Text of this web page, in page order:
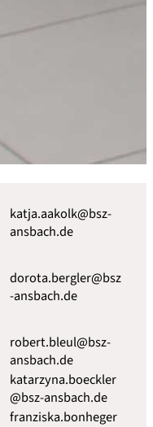
katja.aakolk@bsz-
ansbach.de
dorota.bergler@bsz
-ansbach.de
robert.bleul@bsz-
ansbach.de
katarzyna.boeckler
@bsz-ansbach.de
franziska.bonheger